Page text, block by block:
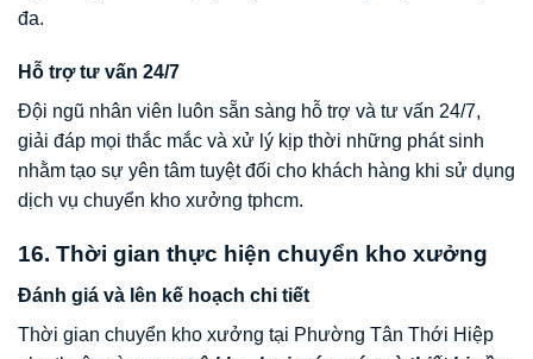
đa.
Hỗ trợ tư vấn 24/7
Đội ngũ nhân viên luôn sẵn sàng hỗ trợ và tư vấn 24/7,
giải đáp mọi thắc mắc và xử lý kịp thời những phát sinh
nhằm tạo sự yên tâm tuyệt đối cho khách hàng khi sử dụng
dịch vụ chuyển kho xưởng tphcm.
16. Thời gian thực hiện chuyển kho xưởng
Đánh giá và lên kế hoạch chi tiết
Thời gian chuyển kho xưởng tại Phường Tân Thới Hiệp